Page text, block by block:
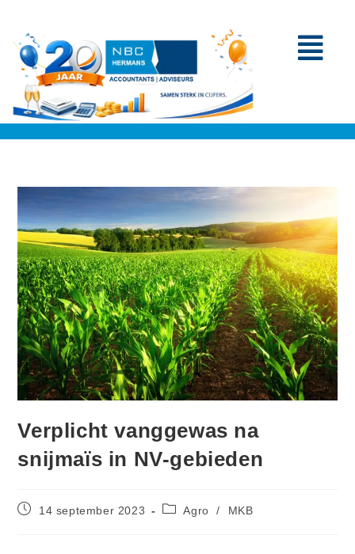
Verplicht vanggewas na
snijmaïs in NV-gebieden
14 september 2023 Agro / MKB